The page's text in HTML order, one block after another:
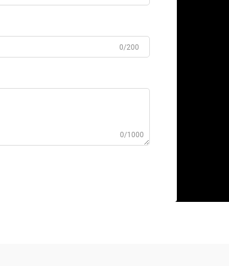
0/200
0/1000